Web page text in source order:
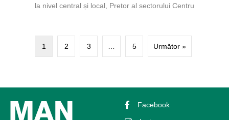
la nivel central și local, Pretor al sectorului Centru
1 2 3 5 Următor »
Facebook